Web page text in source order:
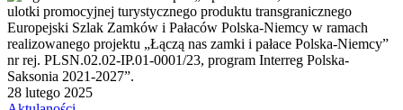
28 lutego 2025